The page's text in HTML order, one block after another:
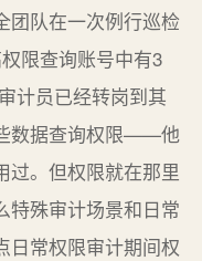
团队在一次例行巡检
限查询账号中有3
计员已经转岗到其
数据查询权限——他
过。但权限就在那里
特殊审计场景和日常
日常权限审计期间权